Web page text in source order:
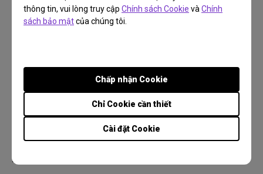
thông tin, vui lòng truy cập Chính sách Cookie và Chính
sách bảo mậtcủa chúng tôi.
Cài đặt Cookie
Chỉ Cookie cần thiết
Chấp nhận Cookie
lượng in cao.
3. PCS luôn là phép đo màu D50, và phiên bản v4
biến đổi ICC Bradford.
4. Đã làm rõ quy trình chính xác cho cấu hình hiển
5. Đã cung cấp các thông số kỹ thuật của look up
table (LUT) mới để ngăn ngừa các vấn đề với các
LUT cũ hơn về khả năng đảo ngược.